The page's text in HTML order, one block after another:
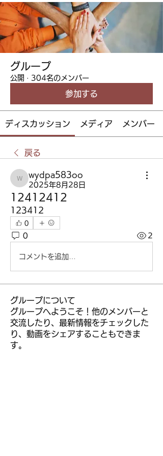
グループ
公開 · 304名のメンバー
参加する
ディスカッション メディア メンバー
戻る
wydpa583oo
wydpa583oo
2025年8月28日
12412412
123412
0
0 2
コメントを追加…
グループについて
グループへようこそ！他のメンバーと
交流したり、最新情報をチェックした
り、動画をシェアすることもできま
す。